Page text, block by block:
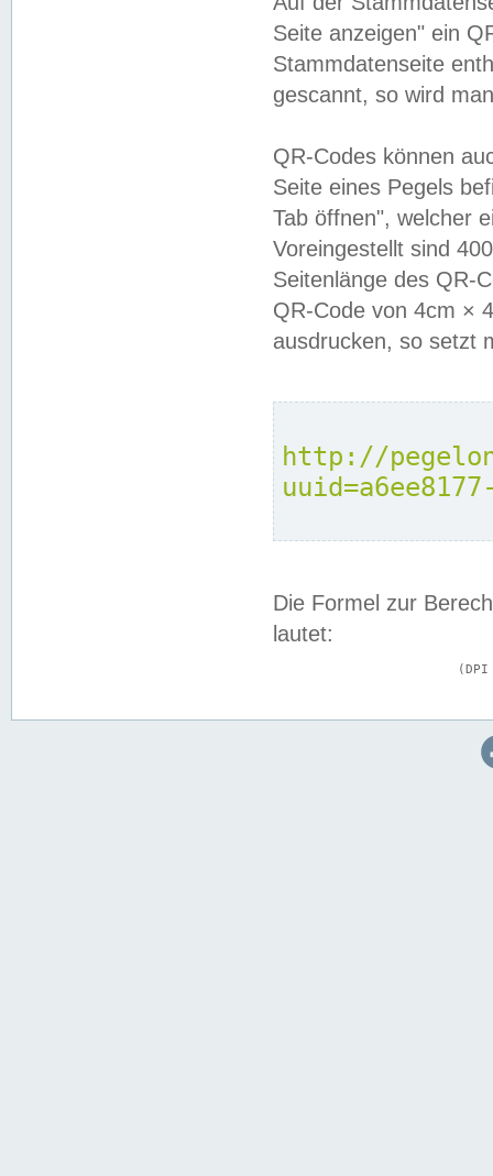
Seite anzeigen" ein
Stammdatenseite
gescannt, so wird
QR-Codes können
Seite eines Pegels
Tab öffnen", welcher
Voreingestellt sind
Seitenlänge des QR-
QR-Code von 4cm ×
ausdrucken, so setzt
http://
Die Formel zur
lautet: